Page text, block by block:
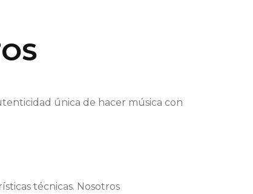
única de hacer música con
técnicas. Nosotros